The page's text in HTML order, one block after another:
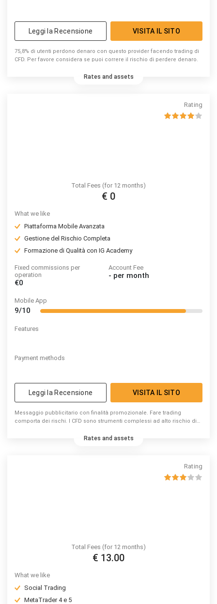
Leggi la Recensione VISITA IL SITO
75,8% di utenti perdono denaro con questo provider facendo trading di
CFD. Per favore considera se puoi correre il rischio di perdere denaro.
Rates and assets
Rating
Total Fees (for 12 months)
€ 0
What we like
Piattaforma Mobile Avanzata
Gestione del Rischio Completa
Formazione di Qualità con IG Academy
Fixed commissions per
operation
€0
Account Fee
- per month
Mobile App
9/10
Features
Payment methods
Leggi la Recensione VISITA IL SITO
Messaggio pubblicitario con finalità promozionale. Fare trading
comporta dei rischi. I CFD sono strumenti complessi ad alto rischio di
perdono denaro a causa delle negoziazioni in CFD con questo
Rates and assets
Rating
Total Fees (for 12 months)
€ 13.00
What we like
Social Trading
MetaTrader 4 e 5